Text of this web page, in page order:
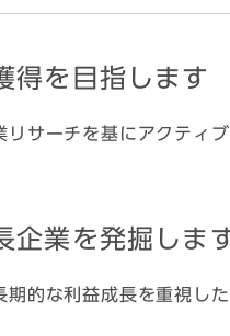
得を目指します
サーチを基にアクティ
企業を発掘しま
的な利益成長を重視した